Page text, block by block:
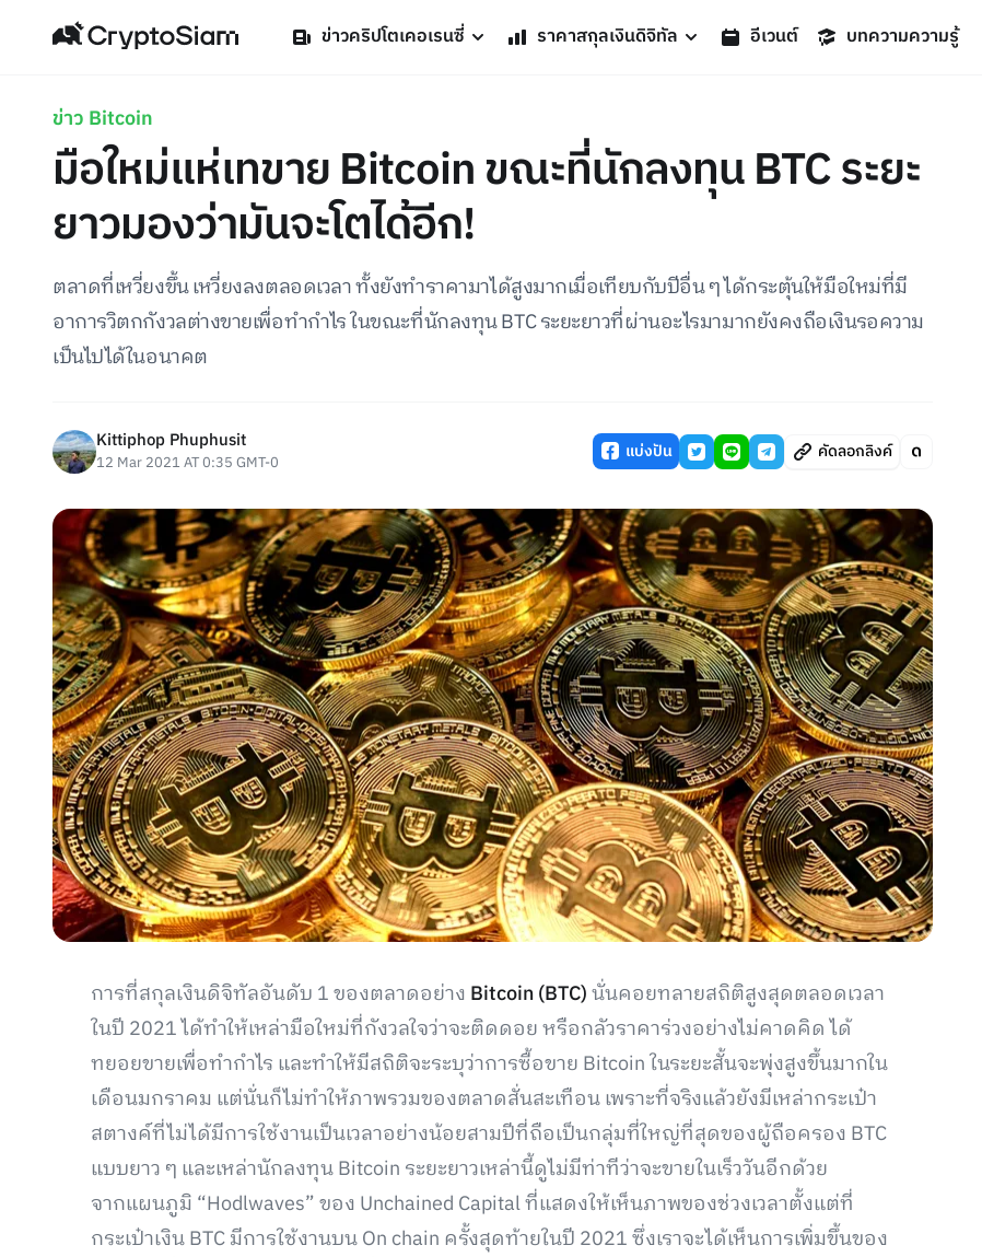
ข่าวคริปโตเคอเรนซี่ ราคาสกุลเงินดิจิทัล อีเวนต์ บทความความรู้
ข่าว Bitcoin
มือใหม่แห่เทขาย Bitcoin ขณะที่นักลงทุน BTC ระยะ
ยาวมองว่ามันจะโตได้อีก!
ตลาดที่เหวี่ยงขึ้น เหวี่ยงลงตลอดเวลา ทั้งยังทำราคามาได้สูงมากเมื่อเทียบกับปีอื่น ๆ ได้กระตุ้นให้มือใหม่ที่มี
อาการวิตกกังวลต่างขายเพื่อทำกำไร ในขณะที่นักลงทุน BTC ระยะยาวที่ผ่านอะไรมามากยังคงถือเงินรอความ
เป็นไปได้ในอนาคต
Kittiphop Phuphusit
12 Mar 2021 AT 0:35 GMT-0 แบ่งปัน คัดลอกลิงค์
การที่สกุลเงินดิจิทัลอันดับ 1 ของตลาดอย่าง Bitcoin (BTC)นั่นคอยทลายสถิติสูงสุดตลอดเวลา
ในปี 2021 ได้ทำให้เหล่ามือใหม่ที่กังวลใจว่าจะติดดอย หรือกลัวราคาร่วงอย่างไม่คาดคิด ได้
ทยอยขายเพื่อทำกำไร และทำให้มีสถิติจะระบุว่าการซื้อขาย Bitcoin ในระยะสั้นจะพุ่งสูงขึ้นมากใน
เดือนมกราคม แต่นั่นก็ไม่ทำให้ภาพรวมของตลาดสั่นสะเทือน เพราะที่จริงแล้วยังมีเหล่ากระเป๋า
สตางค์ที่ไม่ได้มีการใช้งานเป็นเวลาอย่างน้อยสามปีที่ถือเป็นกลุ่มที่ใหญ่ที่สุดของผู้ถือครอง BTC
แบบยาว ๆ และเหล่านักลงทุน Bitcoin ระยะยาวเหล่านี้ดูไม่มีท่าทีว่าจะขายในเร็ววันอีกด้วย
จากแผนภูมิ “Hodlwaves” ของ Unchained Capital ที่แสดงให้เห็นภาพของช่วงเวลาตั้งแต่ที่
กระเป๋าเงิน BTC มีการใช้งานบน On chain ครั้งสุดท้ายในปี 2021 ซึ่งเราจะได้เห็นการเพิ่มขึ้นของ